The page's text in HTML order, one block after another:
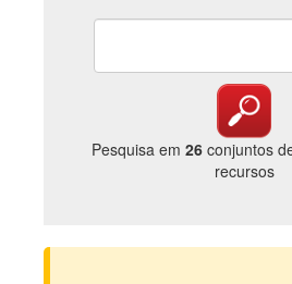
Lei de Acesso à Informação
Catálogo de dados
Pesquisa em 26conjuntos
recursos